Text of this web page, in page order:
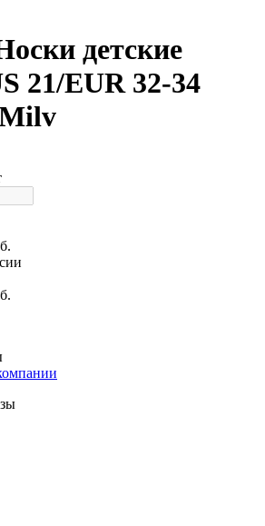
детские
21/EUR 32-34